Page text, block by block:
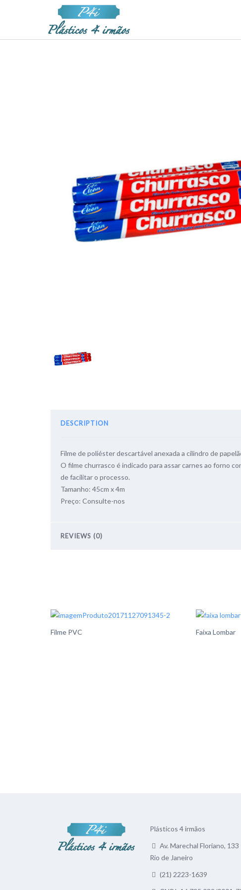
DESCRIPTION
Filme de poliéster descartável anexada a cilindro de
O filme churrasco é indicado para assar carnes ao forno
de facilitar o processo.
Tamanho: 45cm x 4m
Preço: Consulte-nos
REVIEWS (0)
Filme PVC Faixa Lombar
Plásticos 4 irmãos
Av. Marechal Floriano,
Rio de Janeiro
(21) 2223-1639